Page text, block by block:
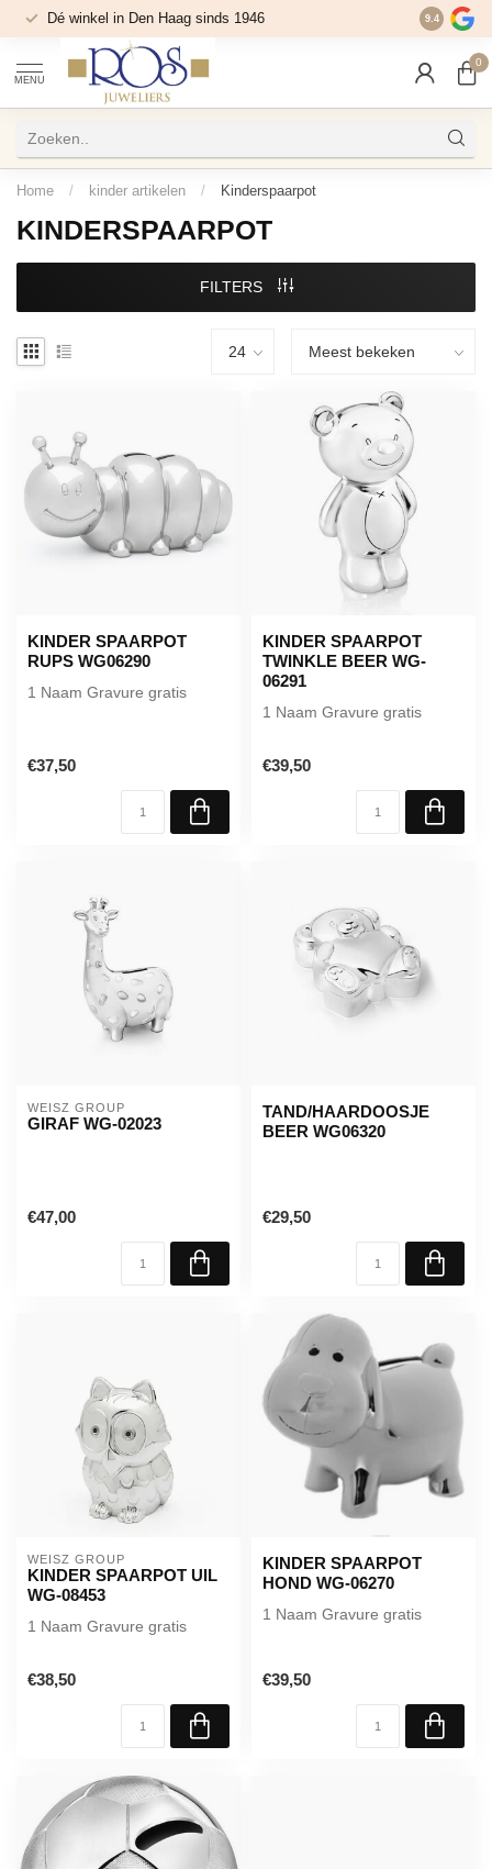
Dé winkel in Den Haag sinds 1946 9.4
MENU
0
Home / kinder artikelen / Kinderspaarpot
KINDERSPAARPOT
FILTERS
KINDER SPAARPOT
RUPS WG06290
1 Naam Gravure gratis
€37,50
KINDER SPAARPOT
TWINKLE BEER WG-
06291
1 Naam Gravure gratis
€39,50
WEISZ GROUP
GIRAF WG-02023
€47,00
TAND/HAARDOOSJE
BEER WG06320
€29,50
WEISZ GROUP
KINDER SPAARPOT UIL
WG-08453
1 Naam Gravure gratis
€38,50
KINDER SPAARPOT
HOND WG-06270
1 Naam Gravure gratis
€39,50